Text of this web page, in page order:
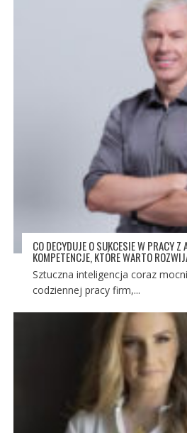
CO DECYDUJE O SUKCESIE W PRACY Z
KOMPETENCJE, KTÓRE WARTO
Sztuczna inteligencja coraz
codziennej pracy firm,...